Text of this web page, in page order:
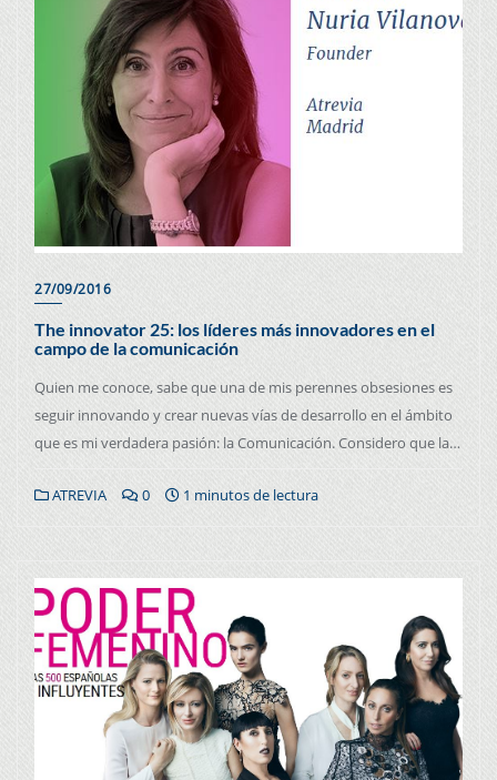
27/09/2016
The innovator 25: los líderes más innovadores en el
campo de la comunicación
Quien me conoce, sabe que una de mis perennes obsesiones es
seguir innovando y crear nuevas vías de desarrollo en el ámbito
que es mi verdadera pasión: la Comunicación. Considero que la…
ATREVIA 0 1 minutos de lectura